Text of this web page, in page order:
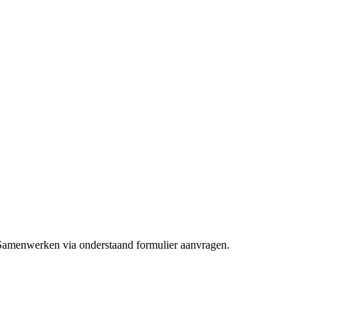
via onderstaand formulier aanvragen.